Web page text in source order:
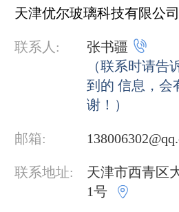
天津优尔玻璃科技有限公司
联系人: 张书疆 
（联系时请告
到的 信息，会
谢！）
邮箱:
联系地址:
天津市西青区
1号
